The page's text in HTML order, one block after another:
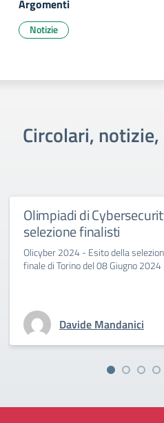
Argomenti
Notizie
Circolari,
Olimpiadi di
selezione finalisti
Olicyber 2024 - Esito della
finale di Torino del 08 Giugno 2024
Davide Mandanici